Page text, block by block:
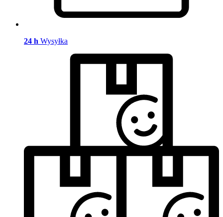
24 h Wysyłka